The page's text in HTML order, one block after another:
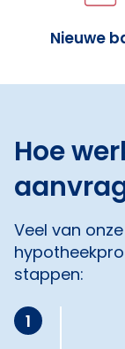
Nieuwe
Hoe
Veel van
stappen:
1